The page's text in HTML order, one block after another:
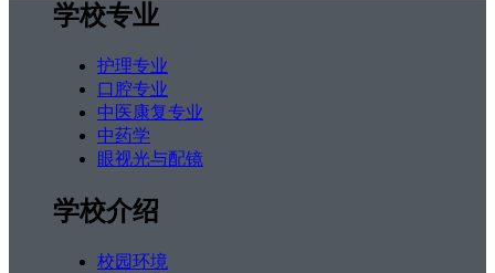
学校专业
护理专业
口腔专业
中医康复专业
中药学
眼视光与配镜
学校介绍
校园环境